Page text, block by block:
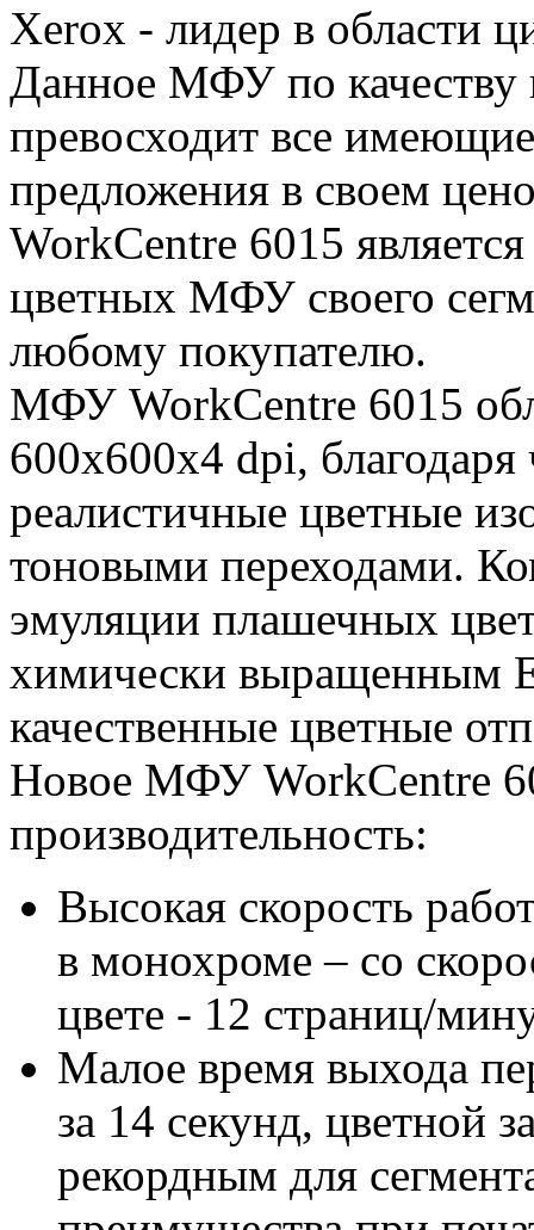
Xerox - лидер в области
Данное МФУ по качеству
превосходит все
предложения в своем
WorkCentre 6015
цветных МФУ своего
любому покупателю.
МФУ WorkCentre 6015
600x600x4 dpi,
реалистичные цветные
тоновыми переходами.
эмуляции плашечных
химически выращенным
качественные цветные
Новое МФУ WorkCentre
производительность:
Высокая скорость
в монохроме – со
цвете - 12 страниц/
Малое время выхода
за 14 секунд, цветной
рекордным для